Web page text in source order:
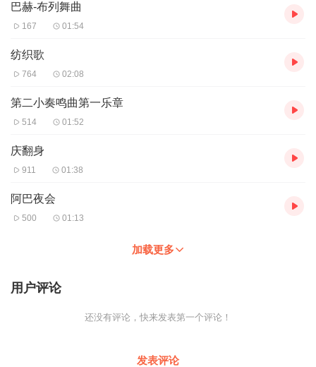
巴赫-布列舞曲
167 01:54
纺织歌
764 02:08
第二小奏鸣曲第一乐章
514 01:52
庆翻身
911 01:38
阿巴夜会
500 01:13
加载更多
用户评论
还没有评论，快来发表第一个评论！
发表评论